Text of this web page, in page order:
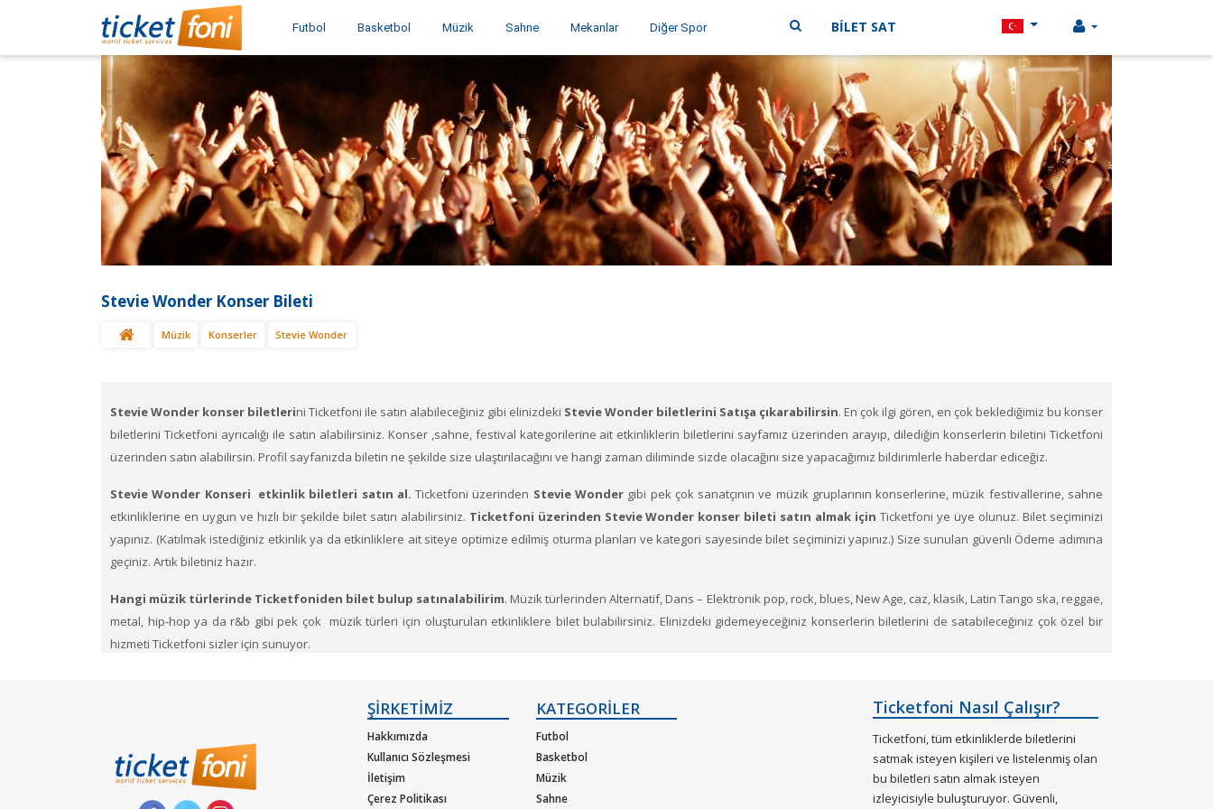
Futbol Basketbol Müzik Sahne Mekanlar Diğer Spor BİLET SAT
Stevie Wonder Konser Bileti
Müzik Konserler Stevie Wonder
Stevie Wonder konser biletlerini Ticketfoni ile satın alabileceğiniz gibi elinizdeki Stevie Wonder biletlerini Satışa çıkarabilirsin. En çok ilgi gören, en çok beklediğimiz bu konser
biletlerini Ticketfoni ayrıcalığı ile satın alabilirsiniz. Konser ,sahne, festival kategorilerine ait etkinliklerin biletlerini sayfamız üzerinden arayıp, dilediğin konserlerin biletini Ticketfoni
üzerinden satın alabilirsin. Profil sayfanızda biletin ne şekilde size ulaştırılacağını ve hangi zaman diliminde sizde olacağını size yapacağımız bildirimlerle haberdar ediceğiz.
Stevie Wonder Konseri etkinlik biletleri satın al. Ticketfoni üzerinden Stevie Wonder gibi pek çok sanatçının ve müzik gruplarının konserlerine, müzik festivallerine, sahne
etkinliklerine en uygun ve hızlı bir şekilde bilet satın alabilirsiniz. Ticketfoni üzerinden Stevie Wonder konser bileti satın almak içinTicketfoni ye üye olunuz. Bilet seçiminizi
yapınız. (Katılmak istediğiniz etkinlik ya da etkinliklere ait siteye optimize edilmiş oturma planları ve kategori sayesinde bilet seçiminizi yapınız.) Size sunulan güvenli Ödeme adımına
geçiniz. Artık biletiniz hazır.
Hangi müzik türlerinde Ticketfoniden bilet bulup satınalabilirim. Müzik türlerinden Alternatif, Dans – Elektronik pop, rock, blues, New Age, caz, klasik, Latin Tango ska, reggae,
metal, hip-hop ya da r&b gibi pek çok müzik türleri için oluşturulan etkinliklere bilet bulabilirsiniz. Elinizdeki gidemeyeceğiniz konserlerin biletlerini de satabileceğiniz çok özel bir
hizmeti Ticketfoni sizler için sunuyor.
ŞİRKETİMİZ
Hakkımızda
Kullanıcı Sözleşmesi
İletişim
Çerez Politikası
KATEGORİLER
Futbol
Basketbol
Müzik
Sahne
Ticketfoni Nasıl Çalışır?
Ticketfoni, tüm etkinliklerde biletlerini
satmak isteyen kişileri ve listelenmiş olan
bu biletleri satın almak isteyen
izleyicisiyle buluşturuyor. Güvenli,